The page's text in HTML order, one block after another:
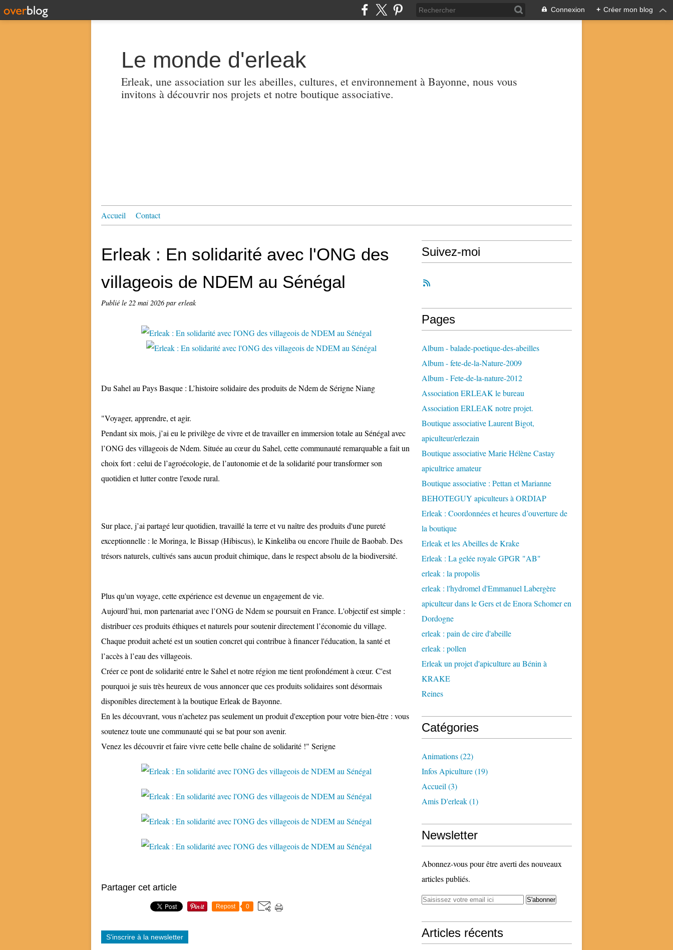
Connexion + Créer mon blog
Le monde d'erleak
Erleak, une association sur les abeilles, cultures, et environnement à Bayonne, nous vous
invitons à découvrir nos projets et notre boutique associative.
Accueil Contact
Erleak : En solidarité avec l'ONG des
villageois de NDEM au Sénégal
Publié le 22 mai 2026par erleak
Du Sahel au Pays Basque : L’histoire solidaire des produits de Ndem de Sérigne Niang
"Voyager, apprendre, et agir.
Pendant six mois, j’ai eu le privilège de vivre et de travailler en immersion totale au Sénégal avec
l’ONG des villageois de Ndem. Située au cœur du Sahel, cette communauté remarquable a fait un
choix fort : celui de l’agroécologie, de l’autonomie et de la solidarité pour transformer son
quotidien et lutter contre l'exode rural.
Sur place, j’ai partagé leur quotidien, travaillé la terre et vu naître des produits d'une pureté
exceptionnelle : le Moringa, le Bissap (Hibiscus), le Kinkeliba ou encore l'huile de Baobab. Des
trésors naturels, cultivés sans aucun produit chimique, dans le respect absolu de la biodiversité.
Plus qu'un voyage, cette expérience est devenue un engagement de vie.
Aujourd’hui, mon partenariat avec l’ONG de Ndem se poursuit en France. L'objectif est simple :
distribuer ces produits éthiques et naturels pour soutenir directement l’économie du village.
Chaque produit acheté est un soutien concret qui contribue à financer l'éducation, la santé et
l’accès à l’eau des villageois.
Créer ce pont de solidarité entre le Sahel et notre région me tient profondément à cœur. C'est
pourquoi je suis très heureux de vous annoncer que ces produits solidaires sont désormais
disponibles directement à la boutique Erleak de Bayonne.
En les découvrant, vous n'achetez pas seulement un produit d'exception pour votre bien-être : vous
soutenez toute une communauté qui se bat pour son avenir.
Venez les découvrir et faire vivre cette belle chaîne de solidarité !" Serigne
Partager cet article
Repost 0
S'inscrire à la newsletter
Suivez-moi
Pages
Album - balade-poetique-des-abeilles
Album - fete-de-la-Nature-2009
Album - Fete-de-la-nature-2012
Association ERLEAK le bureau
Association ERLEAK notre projet.
Boutique associative Laurent Bigot,
apiculteur/erlezain
Boutique associative Marie Hélène Castay
apicultrice amateur
Boutique associative : Pettan et Marianne
BEHOTEGUY apiculteurs à ORDIAP
Erleak : Coordonnées et heures d’ouverture de
la boutique
Erleak et les Abeilles de Krake
Erleak : La gelée royale GPGR "AB"
erleak : la propolis
erleak : l'hydromel d'Emmanuel Labergère
apiculteur dans le Gers et de Enora Schomer en
Dordogne
erleak : pain de cire d'abeille
erleak : pollen
Erleak un projet d'apiculture au Bénin à
KRAKE
Reines
Catégories
Animations(22)
Infos Apiculture(19)
Accueil (3)
Amis D'erleak(1)
Newsletter
Abonnez-vous pour être averti des nouveaux
articles publiés.
Articles récents